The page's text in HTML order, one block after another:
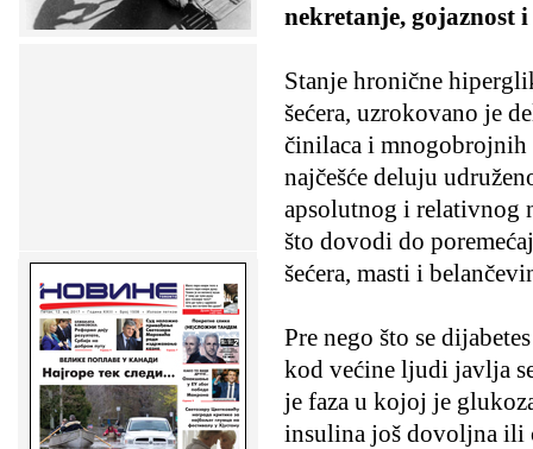
nekretanje, gojaznost
Stanje hronične
šećera, uzrokovano je
činilaca i
najčešće deluju
apsolutnog i relativnog
što dovodi do
šećera, masti i
Pre nego što se
kod većine ljudi javlja
je faza u kojoj je
insulina još dovoljna ili